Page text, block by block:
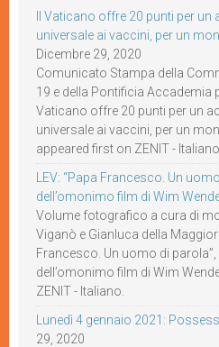
Il Vaticano offre 20 punti per
universale ai vaccini, per un
Dicembre 29, 2020
Comunicato Stampa della
19 e della Pontificia Accademia
Vaticano offre 20 punti per un
universale ai vaccini, per un
appeared first on ZENIT - Italiano.
LEV: “Papa Francesco. Un
dell’omonimo film di Wim
Volume fotografico a cura di
Viganò e Gianluca della
Francesco. Un uomo di parola”,
dell’omonimo film di Wim
ZENIT - Italiano.
Lunedì 4 gennaio 2021:
29, 2020